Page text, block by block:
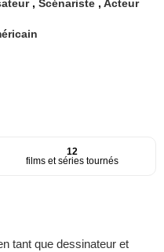
,Scénariste ,Acteur
12
films et séries tournés
tant que dessinateur et